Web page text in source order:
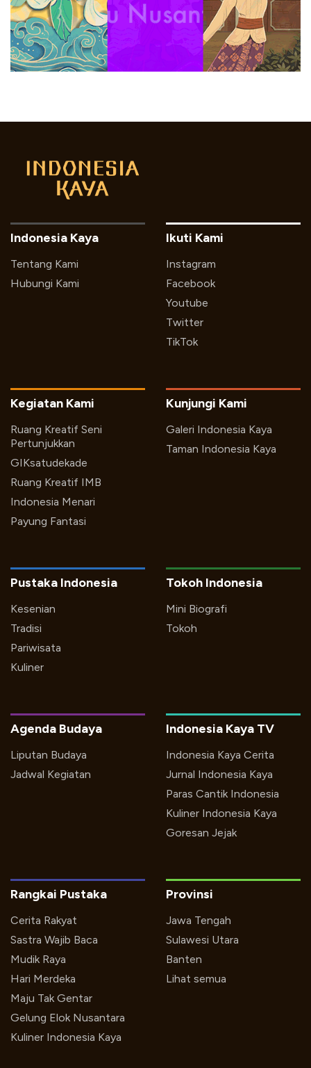
Indonesia Kaya
Tentang Kami
Hubungi Kami
Ikuti Kami
Instagram
Facebook
Youtube
Twitter
TikTok
Kegiatan Kami
Ruang Kreatif Seni
Pertunjukkan
GIKsatudekade
Ruang Kreatif IMB
Indonesia Menari
Payung Fantasi
Kunjungi Kami
Galeri Indonesia Kaya
Taman Indonesia Kaya
Pustaka Indonesia
Kesenian
Tradisi
Pariwisata
Kuliner
Tokoh Indonesia
Mini Biografi
Tokoh
Indonesia Kaya TV
Indonesia Kaya Cerita
Jurnal Indonesia Kaya
Paras Cantik Indonesia
Kuliner Indonesia Kaya
Goresan Jejak
Agenda Budaya
Liputan Budaya
Jadwal Kegiatan
Rangkai Pustaka
Cerita Rakyat
Sastra Wajib Baca
Mudik Raya
Hari Merdeka
Maju Tak Gentar
Gelung Elok Nusantara
Kuliner Indonesia Kaya
Provinsi
Jawa Tengah
Sulawesi Utara
Banten
Lihat semua